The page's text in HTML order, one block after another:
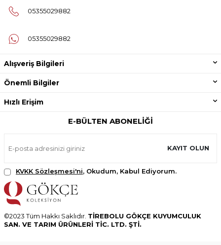
05355029882
05355029882
Alışveriş Bilgileri
Önemli Bilgiler
Hızlı Erişim
E-BÜLTEN ABONELIĞI
KAYIT OLUN
KVKK Sözleşmesi'ni, Okudum, Kabul Ediyorum.
©2023 Tüm Hakkı Saklıdır. TİREBOLU GÖKÇE KUYUMCULUK
SAN. VE TARIM ÜRÜNLERİ TİC. LTD. ŞTİ.